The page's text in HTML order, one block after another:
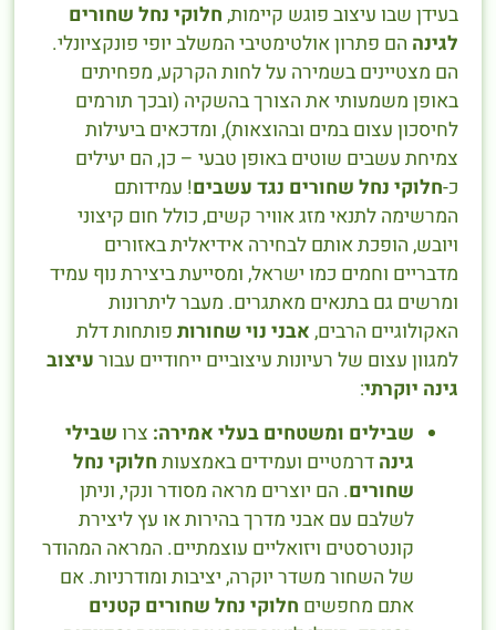
בעידן שבו עיצוב פוגש קיימות, חלוקי נחל שחורים
לגינה הם פתרון אולטימטיבי המשלב יופי פונקציונלי.
הם מצטיינים בשמירה על לחות הקרקע, מפחיתים
באופן משמעותי את הצורך בהשקיה (ובכך תורמים
לחיסכון עצום במים ובהוצאות), ומדכאים ביעילות
צמיחת עשבים שוטים באופן טבעי – כן, הם יעילים
כ-חלוקי נחל שחורים נגד עשבים! עמידותם
המרשימה לתנאי מזג אוויר קשים, כולל חום קיצוני
ויובש, הופכת אותם לבחירה אידיאלית באזורים
מדבריים וחמים כמו ישראל, ומסייעת ביצירת נוף עמיד
ומרשים גם בתנאים מאתגרים. מעבר ליתרונות
האקולוגיים הרבים, אבני נוי שחורות פותחות דלת
למגוון עצום של רעיונות עיצוביים ייחודיים עבור עיצוב
גינה יוקרתי:
שבילים ומשטחים בעלי אמירה: צרו שבילי
גינה דרמטיים ועמידים באמצעות חלוקי נחל
שחורים. הם יוצרים מראה מסודר ונקי, וניתן
לשלבם עם אבני מדרך בהירות או עץ ליצירת
קונטרסטים ויזואליים עוצמתיים. המראה המהודר
של השחור משדר יוקרה, יציבות ומודרניות. אם
אתם מחפשים חלוקי נחל שחורים קטנים